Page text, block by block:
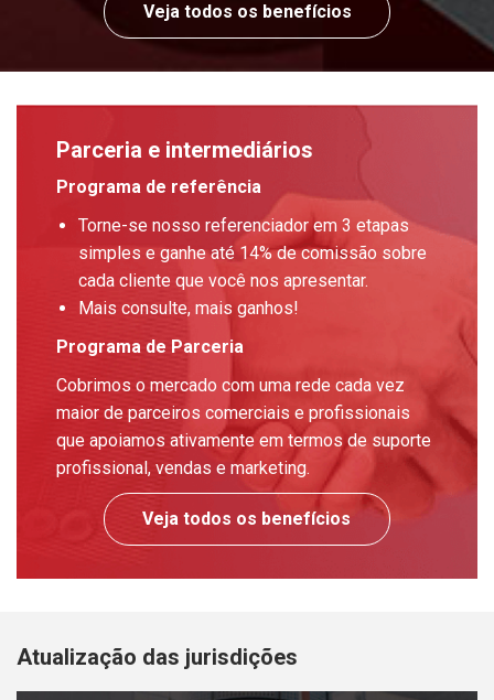
Veja todos os benefícios
Parceria e intermediários
Programa de referência
Torne-se nosso referenciador em 3 etapas
simples e ganhe até 14% de comissão sobre
cada cliente que você nos apresentar.
Mais consulte, mais ganhos!
Programa de Parceria
Cobrimos o mercado com uma rede cada vez
maior de parceiros comerciais e profissionais
que apoiamos ativamente em termos de suporte
profissional, vendas e marketing.
Veja todos os benefícios
Atualização das jurisdições